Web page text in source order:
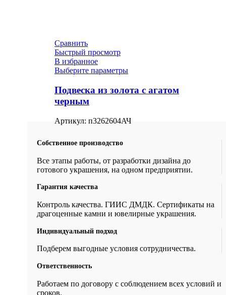
Сравнить
Быстрый просмотр
В избранное
Выберите параметры
Подвеска из золота с агатом
черным
Артикул: п3262604АЧ
Собственное производство
Все этапы работы, от разработки дизайна до
готового украшения, на одном предприятии.
Гарантия качества
Контроль качества. ГИИС ДМДК. Сертификаты на
драгоценные камни и ювелирные украшения.
Индивидуальный подход
Подберем выгодные условия сотрудничества.
Ответственность
Работаем по договору с соблюдением всех условий и
сроков.